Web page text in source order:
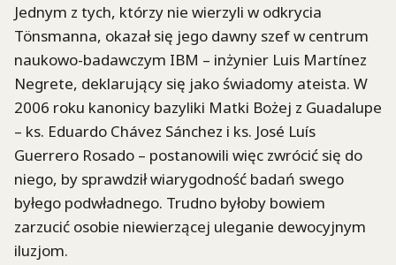
Jednym z tych, którzy nie wierzyli w odkrycia
Tönsmanna, okazał się jego dawny szef w centrum
naukowo-badawczym IBM – inżynier Luis Martínez
Negrete, deklarujący się jako świadomy ateista. W
2006 roku kanonicy bazyliki Matki Bożej z Guadalupe
– ks. Eduardo Chávez Sánchez i ks. José Luís
Guerrero Rosado – postanowili więc zwrócić się do
niego, by sprawdził wiarygodność badań swego
byłego podwładnego. Trudno byłoby bowiem
zarzucić osobie niewierzącej uleganie dewocyjnym
iluzjom.